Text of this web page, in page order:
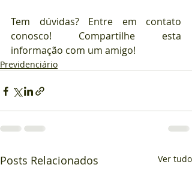
Tem dúvidas? Entre em contato
conosco! Compartilhe esta
informação com um amigo!
Previdenciário
Posts Relacionados Ver tudo